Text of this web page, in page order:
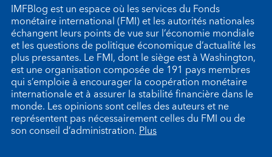
IMFBlog est un espace où les services du Fonds
monétaire international (FMI) et les autorités nationales
échangent leurs points de vue sur l’économie mondiale
et les questions de politique économique d’actualité les
plus pressantes. Le FMI, dont le siège est à Washington,
est une organisation composée de 191 pays membres
qui s’emploie à encourager la coopération monétaire
internationale et à assurer la stabilité financière dans le
monde. Les opinions sont celles des auteurs et ne
représentent pas nécessairement celles du FMI ou de
son conseil d’administration.Plus